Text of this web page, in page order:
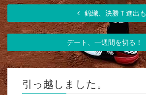
錦織、決勝Ｔ進出も
デート、一週間を切る！
引っ越しました。